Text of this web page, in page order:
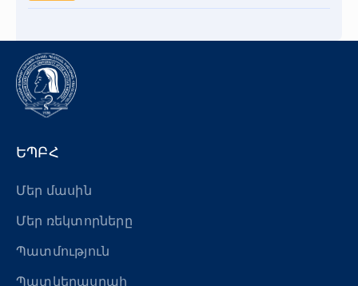
ԵՊԲՀ
Մեր մասին
Մեր ռեկտորները
Պատմություն
Պատկերասրահ